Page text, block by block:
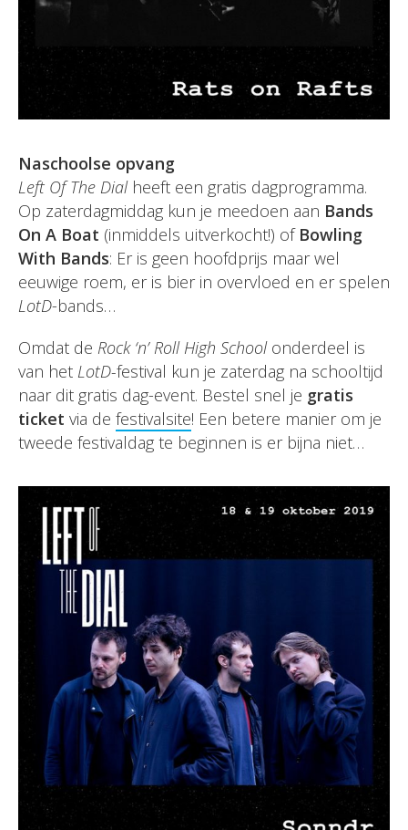
Naschoolse opvang
Left Of The Dialheeft een gratis dagprogramma.
Op zaterdagmiddag kun je meedoen aan Bands
On A Boat (inmiddels uitverkocht!) of Bowling
With Bands: Er is geen hoofdprijs maar wel
eeuwige roem, er is bier in overvloed en er spelen
LotD-bands…
Omdat de Rock ‘n’ Roll High Schoolonderdeel is
van het LotD-festival kun je zaterdag na schooltijd
naar dit gratis dag-event. Bestel snel je gratis
ticket via de festivalsite! Een betere manier om je
tweede festivaldag te beginnen is er bijna niet…